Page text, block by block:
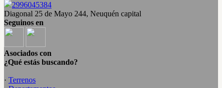
2996045384
Diagonal 25 de Mayo 244, Neuquén capital
Seguinos en
Asociados con
¿Qué estás buscando?
· Terrenos